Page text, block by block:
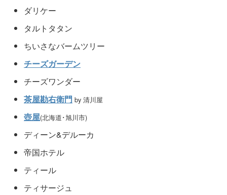
ダリケー
タルトタタン
ちいさなバームツリー
チーズガーデン
チーズワンダー
茶屋勘右衛門 by 清川屋
壺屋(北海道･旭川市)
ディーン&デルーカ
帝国ホテル
ティール
ティサージュ